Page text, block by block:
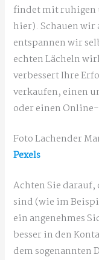
findet mit ruhigen
hier). Schauen wir
entspannen wir
echten Lächeln
verbessert Ihre
verkaufen, einen
oder einen
Foto Lachender
Pexels
Achten Sie darauf,
sind (wie im
ein angenehmes
besser in den
dem sogenannten